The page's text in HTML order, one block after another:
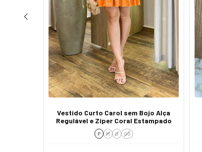
Vestido Curto Carol sem Bojo Alça
Regulável e Zíper Coral Estampado
P M G GG